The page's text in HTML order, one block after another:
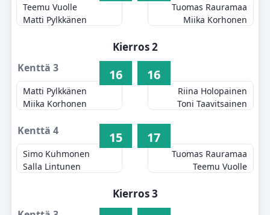
Teemu Vuolle
Matti Pylkkänen
Tuomas Rauramaa
Miika Korhonen
Kierros 2
Kenttä 3
Matti Pylkkänen
Miika Korhonen
16 16
Riina Holopainen
Toni Taavitsainen
Kenttä 4
Simo Kuhmonen
Salla Lintunen
15 17
Tuomas Rauramaa
Teemu Vuolle
Kierros 3